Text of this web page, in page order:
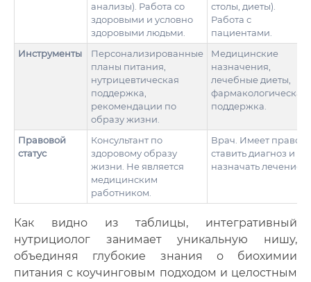
анализы). Работа со
здоровыми и условно
здоровыми людьми.
столы, диеты).
Работа с
пациентами.
Инструменты
Персонализированные
планы питания,
нутрицевтическая
поддержка,
рекомендации по
образу жизни.
Медицинские
назначения,
лечебные диеты,
фармакологическая
поддержка.
Правовой
статус
Консультант по
здоровому образу
жизни. Не является
медицинским
работником.
Врач. Имеет право
ставить диагноз и
назначать лечение.
Как видно из таблицы, интегративный
нутрициолог занимает уникальную нишу,
объединяя глубокие знания о биохимии
питания с коучинговым подходом и целостным